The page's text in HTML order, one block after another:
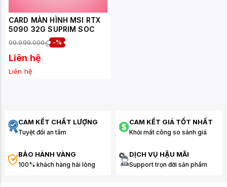
CARD MÀN HÌNH MSI RTX
5090 32G SUPRIM SOC
99.999.000₫ -%
Liên hệ
Liên hệ
CAM KẾT CHẤT LƯỢNG
Tuyệt đối an tâm
CAM KẾT GIÁ TỐT NHẤT
Khỏi mất công so sánh giá
BẢO HÀNH VÀNG
100% khách hàng hài lòng
DỊCH VỤ HẬU MÃI
Support trọn đời sản phẩm